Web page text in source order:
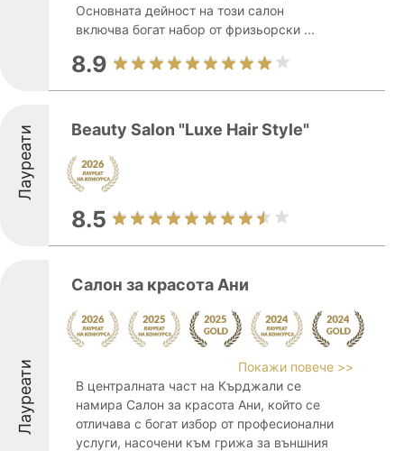
Основната дейност на този салон
включва богат набор от фризьорски ...
8.9
Лауреати Beauty Salon "Luxe Hair Style"
8.5
Лауреати
Салон за красота Ани
Покажи повече >>
В централната част на Кърджали се
намира Салон за красота Ани, който се
отличава с богат избор от професионални
услуги, насочени към грижа за външния